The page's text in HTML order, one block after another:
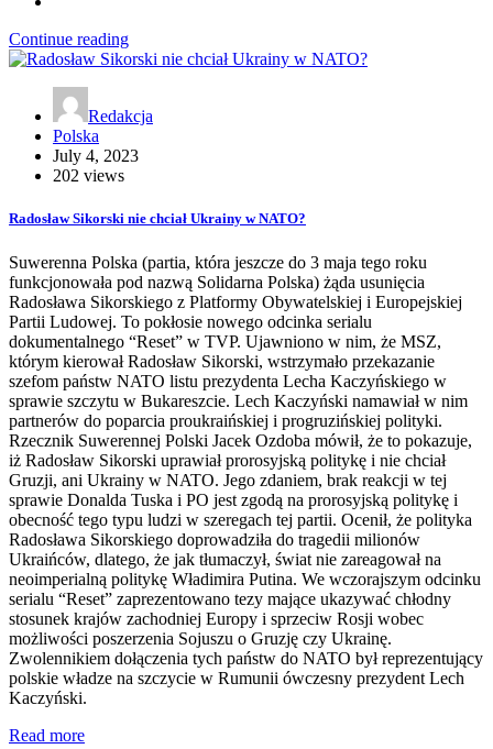
Continue reading
Redakcja
Polska
July 4, 2023
202 views
Radosław Sikorski nie chciał Ukrainy w NATO?
Suwerenna Polska (partia, która jeszcze do 3 maja tego roku
funkcjonowała pod nazwą Solidarna Polska) żąda usunięcia
Radosława Sikorskiego z Platformy Obywatelskiej i Europejskiej
Partii Ludowej. To pokłosie nowego odcinka serialu
dokumentalnego “Reset” w TVP. Ujawniono w nim, że MSZ,
którym kierował Radosław Sikorski, wstrzymało przekazanie
szefom państw NATO listu prezydenta Lecha Kaczyńskiego w
sprawie szczytu w Bukareszcie. Lech Kaczyński namawiał w nim
partnerów do poparcia proukraińskiej i progruzińskiej polityki.
Rzecznik Suwerennej Polski Jacek Ozdoba mówił, że to pokazuje,
iż Radosław Sikorski uprawiał prorosyjską politykę i nie chciał
Gruzji, ani Ukrainy w NATO. Jego zdaniem, brak reakcji w tej
sprawie Donalda Tuska i PO jest zgodą na prorosyjską politykę i
obecność tego typu ludzi w szeregach tej partii. Ocenił, że polityka
Radosława Sikorskiego doprowadziła do tragedii milionów
Ukraińców, dlatego, że jak tłumaczył, świat nie zareagował na
neoimperialną politykę Władimira Putina. We wczorajszym odcinku
serialu “Reset” zaprezentowano tezy mające ukazywać chłodny
stosunek krajów zachodniej Europy i sprzeciw Rosji wobec
możliwości poszerzenia Sojuszu o Gruzję czy Ukrainę.
Zwolennikiem dołączenia tych państw do NATO był reprezentujący
polskie władze na szczycie w Rumunii ówczesny prezydent Lech
Kaczyński.
Read more